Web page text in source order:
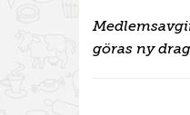
göras ny